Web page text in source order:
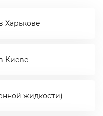
Харькове
Киеве
жидкости)